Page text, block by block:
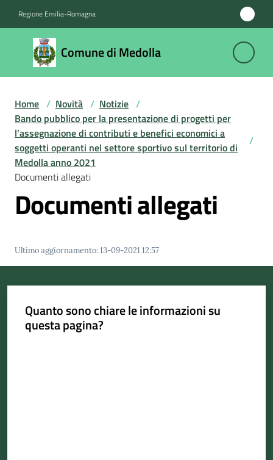
Regione Emilia-Romagna
Comune di Medolla
Comune
di
Medolla
Amministrazione
Novità
Menu selezionato
Servizi
il
Comune
Portale
Home / Novità / Notizie /
Bando pubblico per la presentazione di progetti per
l’assegnazione di contributi e benefici economici a
soggetti operanti nel settore sportivo sul territorio di
Medolla anno 2021
/
Documenti allegati
Documenti allegati
Ultimo aggiornamento:13-09-2021 12:57
Quanto sono chiare le informazioni su
questa pagina?